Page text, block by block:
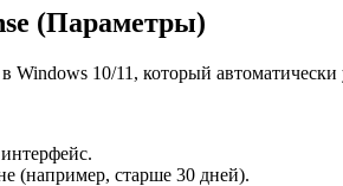
(Параметры)
10/11, который автоматически
(например, старше 30 дней).